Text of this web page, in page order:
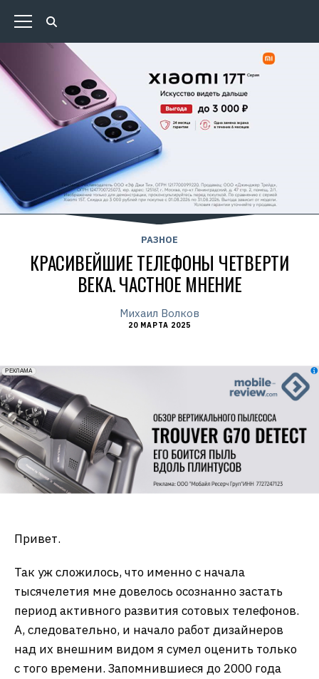
РАЗНОЕ
КРАСИВЕЙШИЕ ТЕЛЕФОНЫ ЧЕТВЕРТИ
ВЕКА. ЧАСТНОЕ МНЕНИЕ
Михаил Волков
20 МАРТА 2025
erid: 2VfnxxmNzs5
РЕКЛАМА
Привет.
Так уж сложилось, что именно с начала
тысячелетия мне довелось осознанно застать
период активного развития сотовых телефонов.
А, следовательно, и начало работ дизайнеров
над их внешним видом я сумел оценить только
с того времени. Запомнившиеся до 2000 года